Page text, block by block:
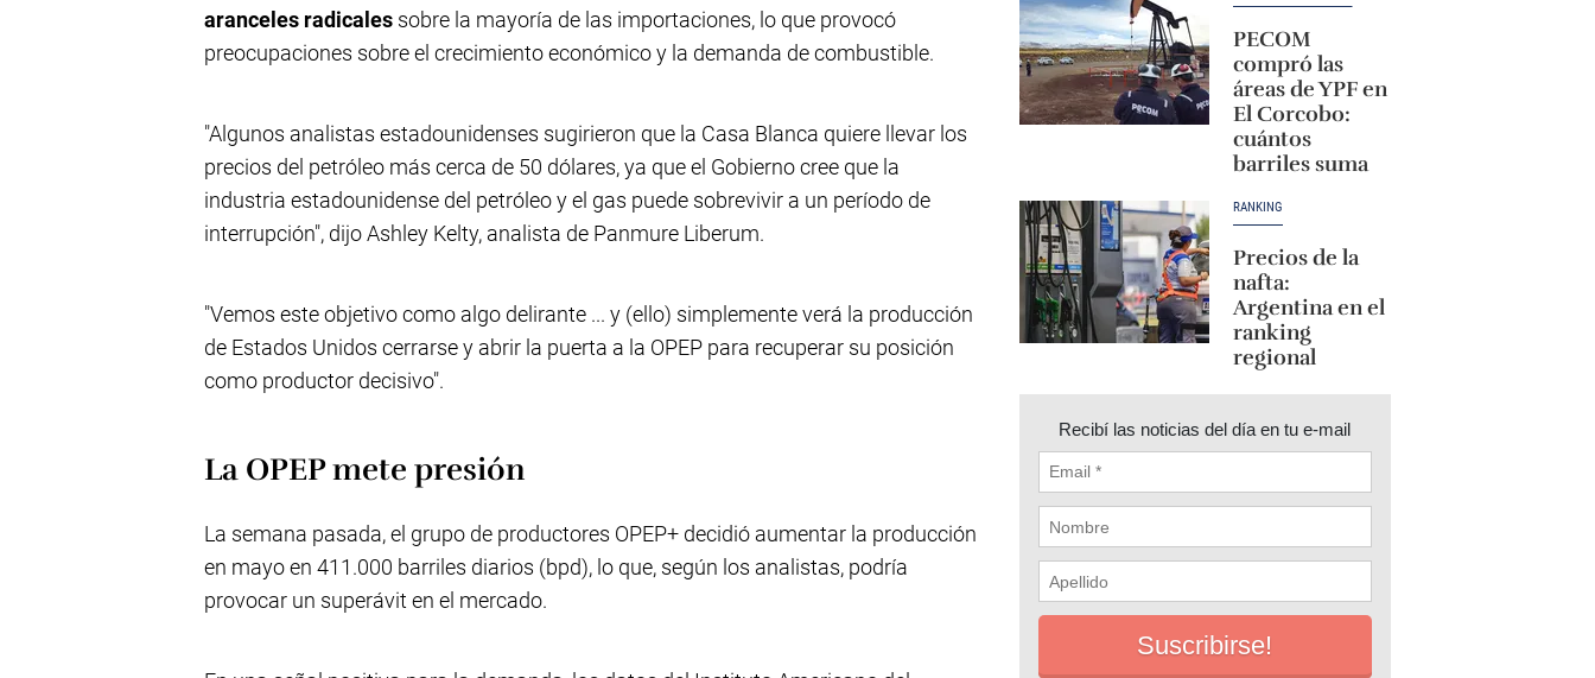
aranceles radicales sobre la mayoría de las importaciones, lo que provocó
preocupaciones sobre el crecimiento económico y la demanda de combustible.
"Algunos analistas estadounidenses sugirieron que la Casa Blanca quiere llevar los
precios del petróleo más cerca de 50 dólares, ya que el Gobierno cree que la
industria estadounidense del petróleo y el gas puede sobrevivir a un período de
interrupción", dijo Ashley Kelty, analista de Panmure Liberum.
"Vemos este objetivo como algo delirante ... y (ello) simplemente verá la producción
de Estados Unidos cerrarse y abrir la puerta a la OPEP para recuperar su posición
como productor decisivo".
La OPEP mete presión
La semana pasada, el grupo de productores OPEP+ decidió aumentar la producción
en mayo en 411.000 barriles diarios (bpd), lo que, según los analistas, podría
provocar un superávit en el mercado.
PECOM
compró las
áreas de YPF en
El Corcobo:
cuántos
barriles suma
RANKING
Precios de la
nafta:
Argentina en el
ranking
regional
Recibí las noticias del día en tu e-mail